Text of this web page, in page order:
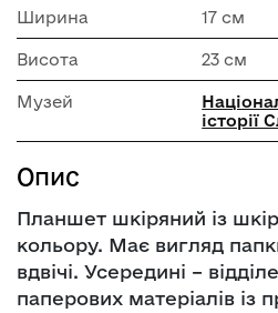
Ширина 17 см
Висота 23 см
Музей
Опис
Планшет шкіряний із
кольору. Має вигляд
вдвічі. Усередині –
паперових матеріалів із